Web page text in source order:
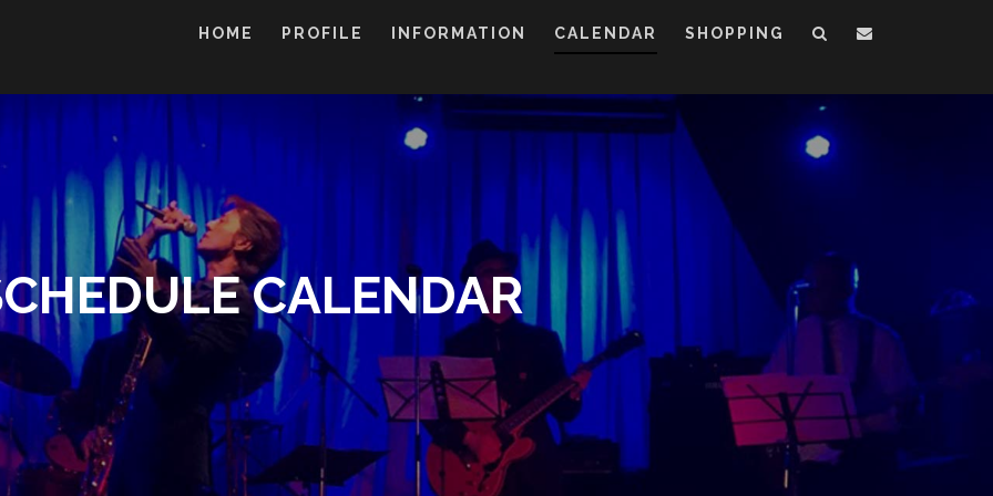
HOME PROFILE INFORMATION CALENDAR SHOPPING
CALENDAR